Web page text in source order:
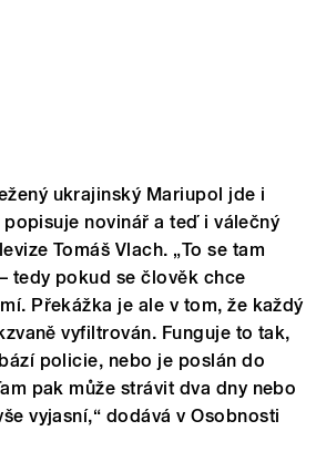
ukrajinský Mariupol jde i
novinář a teď i válečný
Tomáš Vlach. „To se tam
tedy pokud se člověk chce
Překážka je ale v tom, že každý
vyfiltrován. Funguje to tak,
policie, nebo je poslán do
pak může strávit dva dny nebo
vyjasní,“ dodává v Osobnosti